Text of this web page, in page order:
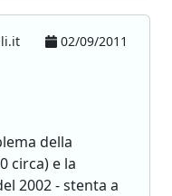
02/09/2011
della
circa) e la
2002 - stenta a